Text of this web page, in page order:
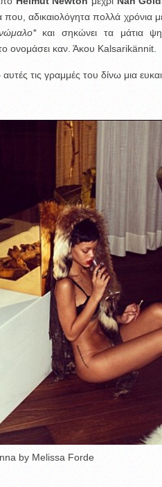
αδικαιολόγητα πολλά χρόνια
και σηκώνει τα μάτια
ονομάσει καν. Άκου Kalsarikännit.
τις γραμμές του δίνω μια
by Melissa Forde